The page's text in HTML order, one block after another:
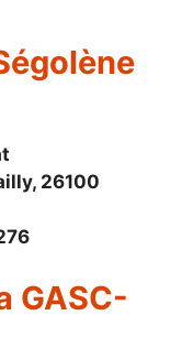
26100
GASC-